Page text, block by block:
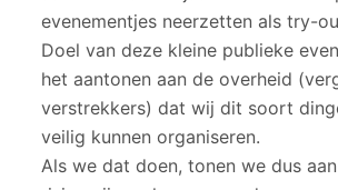
evenementjes neerzetten als try-
Doel van deze kleine publieke
het aantonen aan de overheid
verstrekkers) dat wij dit soort
veilig kunnen organiseren.
Als we dat doen, tonen we dus